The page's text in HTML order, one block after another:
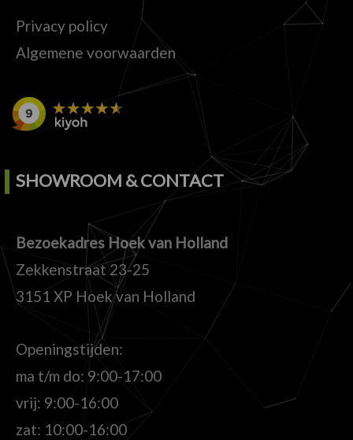
Privacy policy
Algemene voorwaarden
SHOWROOM & CONTACT
Bezoekadres Hoek van Holland
Zekkenstraat 23-25
3151 XP Hoek van Holland
Openingstijden:
ma t/m do: 9:00-17:00
vrij: 9:00-16:00
zat: 10:00-16:00